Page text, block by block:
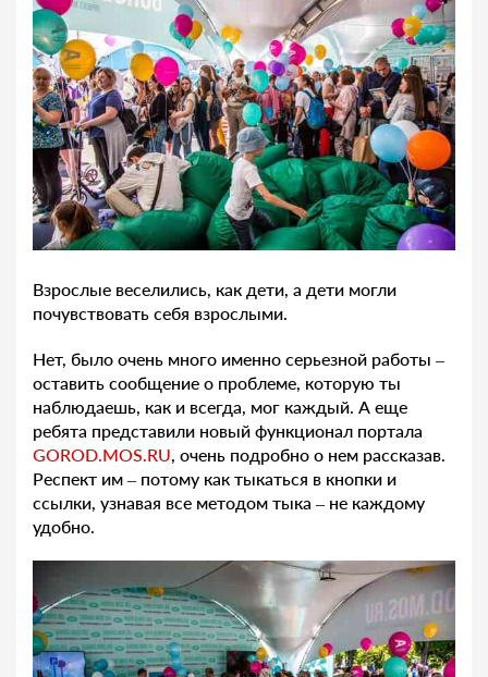
Взрослые веселились, как дети, а дети могли
почувствовать себя взрослыми.
Нет, было очень много именно серьезной работы –
оставить сообщение о проблеме, которую ты
наблюдаешь, как и всегда, мог каждый. А еще
ребята представили новый функционал портала
GOROD.MOS.RU, очень подробно о нем рассказав.
Респект им – потому как тыкаться в кнопки и
ссылки, узнавая все методом тыка – не каждому
удобно.